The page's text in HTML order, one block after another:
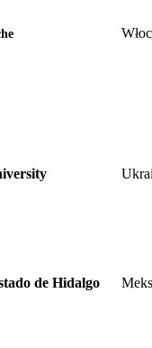
de Hidalgo